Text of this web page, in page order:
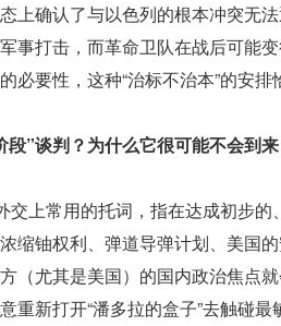
上确认了与以色列的根本冲突无
事打击，而革命卫队在战后可能
必要性，这种“治标不治本”的安
段”谈判？为什么它很可能不会到
交上常用的托词，指在达成初步
缩铀权利、弹道导弹计划、美国
（尤其是美国）的国内政治焦点
重新打开“潘多拉的盒子”去触碰